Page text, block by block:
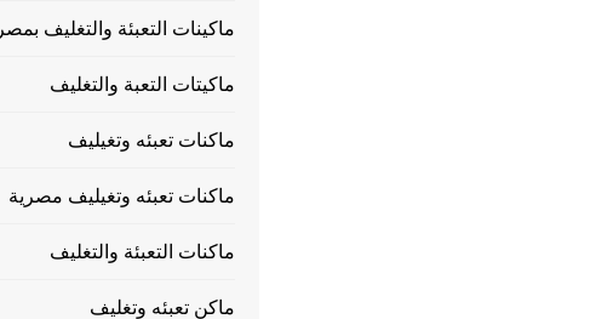
ماكينات التعبئة والتغليف بمصر
ماكيتات التعبة والتغليف
ماكنات تعبئه وتغيليف
ماكنات تعبئه وتغيليف مصرية
ماكنات التعبئة والتغليف
ماكن تعبئه وتغليف